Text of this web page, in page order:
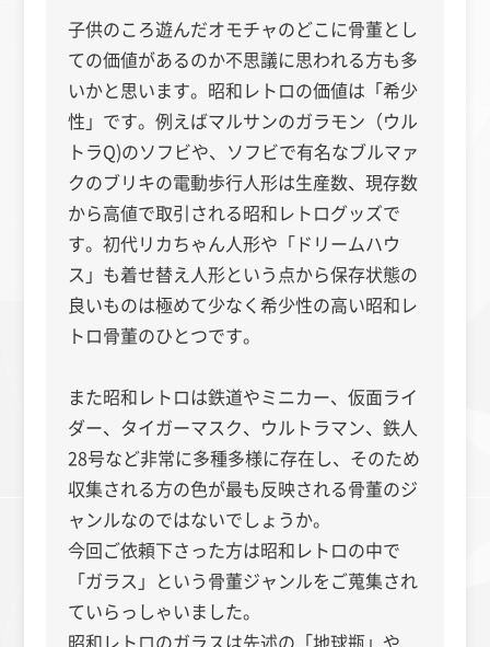
子供のころ遊んだオモチャのどこに骨董とし
ての価値があるのか不思議に思われる方も多
いかと思います。昭和レトロの価値は「希少
性」です。例えばマルサンのガラモン（ウル
トラQ)のソフビや、ソフビで有名なブルマァ
クのブリキの電動歩行人形は生産数、現存数
から高値で取引される昭和レトログッズで
す。初代リカちゃん人形や「ドリームハウ
ス」も着せ替え人形という点から保存状態の
良いものは極めて少なく希少性の高い昭和レ
トロ骨董のひとつです。
また昭和レトロは鉄道やミニカー、仮面ライ
ダー、タイガーマスク、ウルトラマン、鉄人
28号など非常に多種多様に存在し、そのため
収集される方の色が最も反映される骨董のジ
ャンルなのではないでしょうか。
今回ご依頼下さった方は昭和レトロの中で
「ガラス」という骨董ジャンルをご蒐集され
ていらっしゃいました。
昭和レトロのガラスは先述の「地球瓶」や